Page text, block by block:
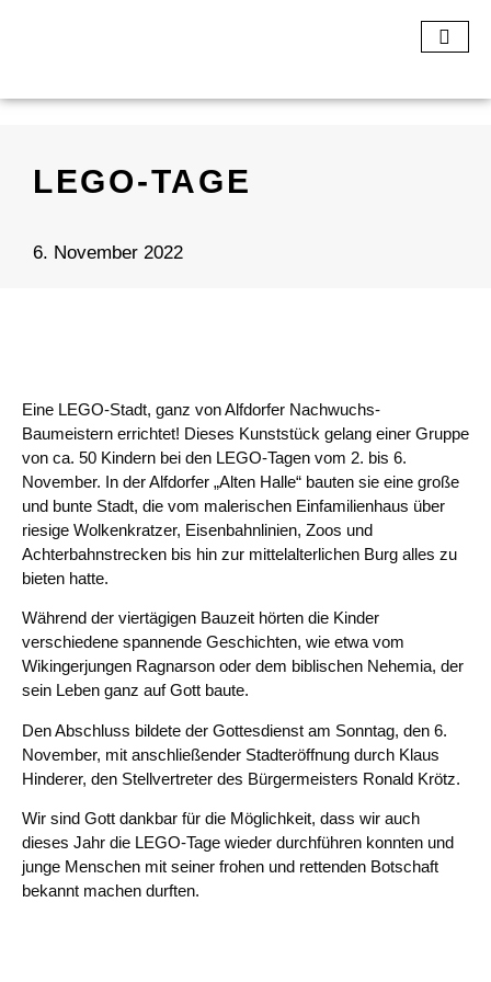
LEGO-TAGE
6. November 2022
Eine LEGO-Stadt, ganz von Alfdorfer Nachwuchs-
Baumeistern errichtet! Dieses Kunststück gelang einer Gruppe
von ca. 50 Kindern bei den LEGO-Tagen vom 2. bis 6.
November. In der Alfdorfer „Alten Halle“ bauten sie eine große
und bunte Stadt, die vom malerischen Einfamilienhaus über
riesige Wolkenkratzer, Eisenbahnlinien, Zoos und
Achterbahnstrecken bis hin zur mittelalterlichen Burg alles zu
bieten hatte.
Während der viertägigen Bauzeit hörten die Kinder
verschiedene spannende Geschichten, wie etwa vom
Wikingerjungen Ragnarson oder dem biblischen Nehemia, der
sein Leben ganz auf Gott baute.
Den Abschluss bildete der Gottesdienst am Sonntag, den 6.
November, mit anschließender Stadteröffnung durch Klaus
Hinderer, den Stellvertreter des Bürgermeisters Ronald Krötz.
Wir sind Gott dankbar für die Möglichkeit, dass wir auch
dieses Jahr die LEGO-Tage wieder durchführen konnten und
junge Menschen mit seiner frohen und rettenden Botschaft
bekannt machen durften.